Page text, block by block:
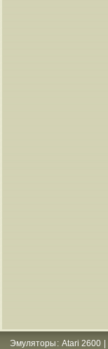
Эмуляторы : Atari 2600